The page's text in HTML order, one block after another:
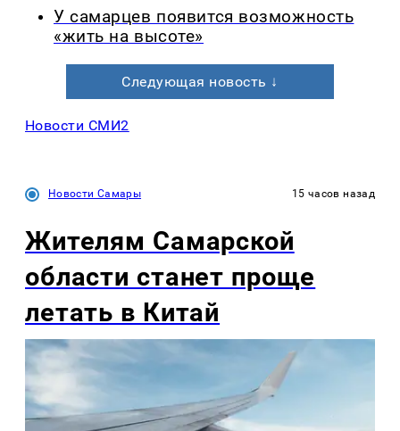
У самарцев появится возможность
«жить на высоте»
Следующая новость ↓
Новости СМИ2
Новости Самары 15 часов назад
Жителям Самарской
области станет проще
летать в Китай